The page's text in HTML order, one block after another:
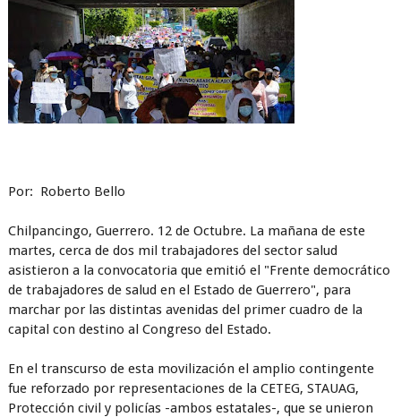
Por: Roberto Bello
Chilpancingo, Guerrero. 12 de Octubre. La mañana de este
martes, cerca de dos mil trabajadores del sector salud
asistieron a la convocatoria que emitió el "Frente democrático
de trabajadores de salud en el Estado de Guerrero", para
marchar por las distintas avenidas del primer cuadro de la
capital con destino al Congreso del Estado.
En el transcurso de esta movilización el amplio contingente
fue reforzado por representaciones de la CETEG, STAUAG,
Protección civil y policías -ambos estatales-, que se unieron